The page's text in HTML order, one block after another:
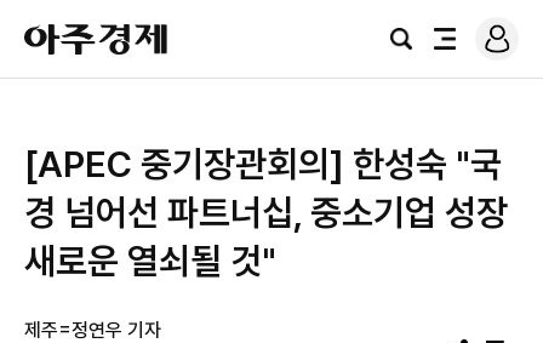
아
주
경
검
전
로
그
[APEC 중기장관회의] 한성숙 "국
경 넘어선 파트너십, 중소기업 성장
새로운 열쇠될 것"
제주=정연우 기자